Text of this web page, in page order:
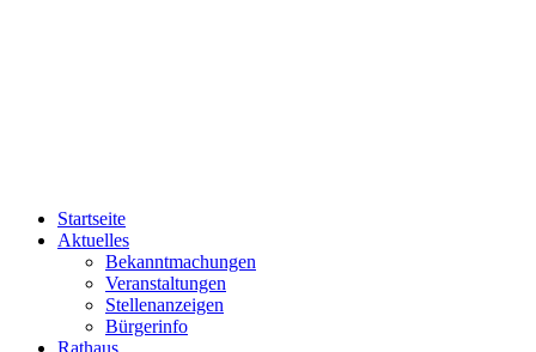
Startseite
Aktuelles
Bekanntmachungen
Veranstaltungen
Stellenanzeigen
Bürgerinfo
Rathaus